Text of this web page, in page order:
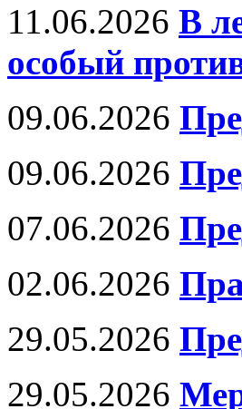
11.06.2026 В
особый
09.06.2026
09.06.2026
07.06.2026
02.06.2026
29.05.2026
29.05.2026